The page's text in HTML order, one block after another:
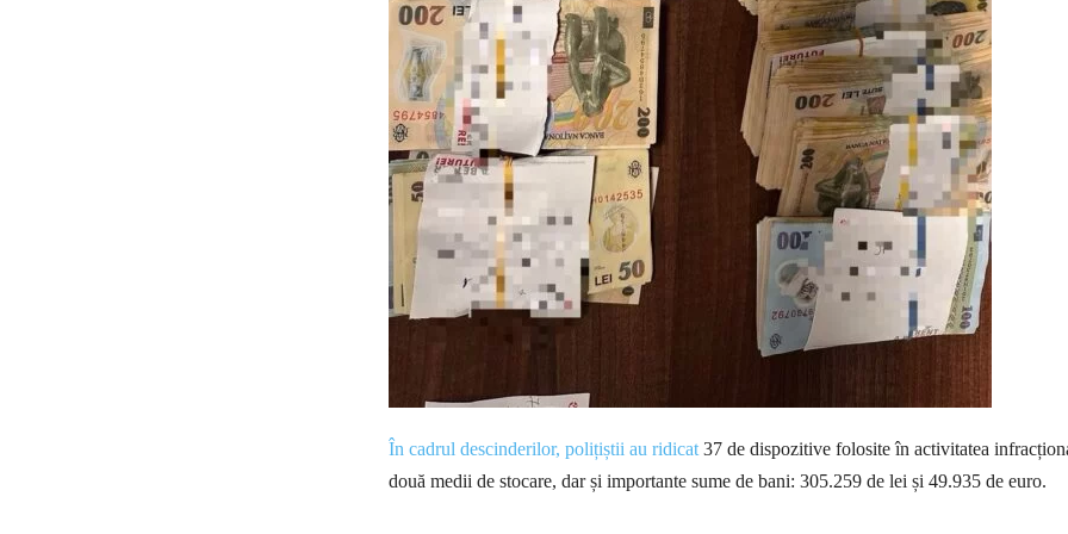
În cadrul descinderilor, polițiștii au ridicat 37 de dispozitive folosite în activitatea
două medii de stocare, dar și importante sume de bani: 305.259 de lei și 49.935 de euro.